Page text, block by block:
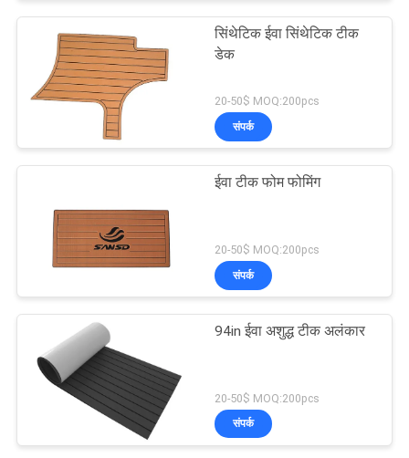
सिंथेटिक ईवा सिंथेटिक टीक
डेक
20-50$ MOQ:200pcs
संपर्क
ईवा टीक फोम फोमिंग
20-50$ MOQ:200pcs
संपर्क
94in ईवा अशुद्ध टीक अलंकार
20-50$ MOQ:200pcs
संपर्क